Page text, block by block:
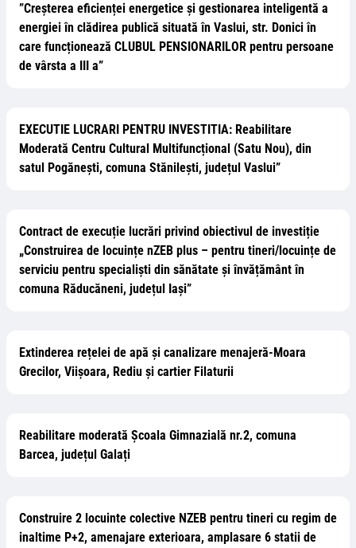
”Creșterea eficienței energetice și gestionarea inteligentă a
energiei în clădirea publică situată în Vaslui, str. Donici în
care funcționează CLUBUL PENSIONARILOR pentru persoane
de vârsta a III a”
EXECUTIE LUCRARI PENTRU INVESTITIA: Reabilitare
Moderată Centru Cultural Multifuncțional (Satu Nou), din
satul Pogănești, comuna Stănilești, județul Vaslui”
Contract de execuție lucrări privind obiectivul de investiție
„Construirea de locuințe nZEB plus – pentru tineri/locuințe de
serviciu pentru specialiști din sănătate și învățământ în
comuna Răducăneni, județul Iași”
Extinderea rețelei de apă și canalizare menajeră-Moara
Grecilor, Viișoara, Rediu și cartier Filaturii
Reabilitare moderată Școala Gimnazială nr.2, comuna
Barcea, județul Galați
Construire 2 locuinte colective NZEB pentru tineri cu regim de
inaltime P+2, amenajare exterioara, amplasare 6 statii de